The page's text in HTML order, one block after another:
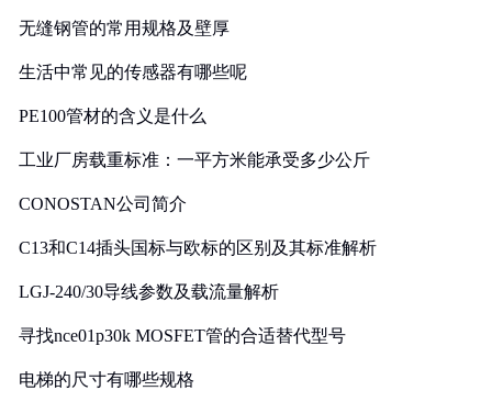
无缝钢管的常用规格及壁厚
生活中常见的传感器有哪些呢
PE100管材的含义是什么
工业厂房载重标准：一平方米能承受多少公斤
CONOSTAN公司简介
C13和C14插头国标与欧标的区别及其标准解析
LGJ-240/30导线参数及载流量解析
寻找nce01p30k MOSFET管的合适替代型号
电梯的尺寸有哪些规格